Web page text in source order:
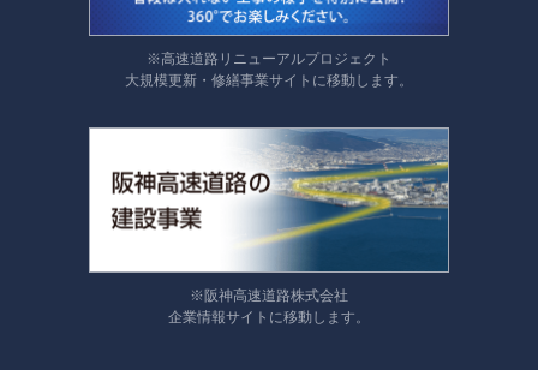
※高速道路リニューアルプロジェクト
大規模更新・修繕事業サイトに移動します。
※阪神高速道路株式会社
企業情報サイトに移動します。